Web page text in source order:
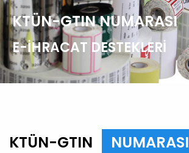
E-İHRACAT DESTEKLERİ
KTÜN-GTIN NUMARASI
KTÜN-GTIN NUMARASI